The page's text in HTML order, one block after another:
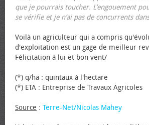
que je pourrais toucher. L’engouement
se vérifie et je n’ai pas de concurrents
Voilà un agriculteur qui a compris
d'exploitation est un gage de meilleur
Félicitation à lui et bon vent/
(*) q/ha : quintaux à l'hectare
(*) ETA : Entreprise de Travaux Agricoles
Source : Terre-Net/Nicolas Mahey